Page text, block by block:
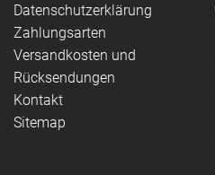
Datenschutzerklärung
Zahlungsarten
Versandkosten und
Rücksendungen
Kontakt
Sitemap